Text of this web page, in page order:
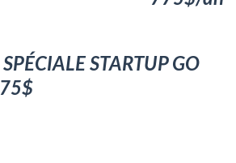
SPÉCIALE STARTUP GO
75$